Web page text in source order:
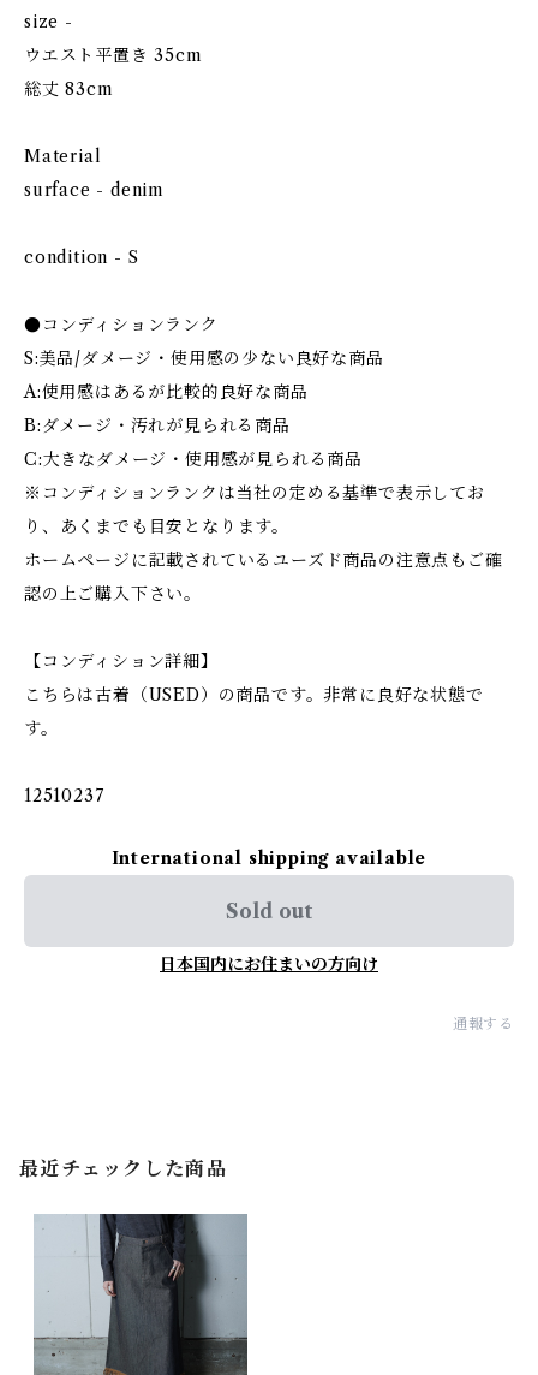
size -
ウエスト平置き 35cm
総丈 83cm
Material
surface - denim
condition - S
●コンディションランク
S:美品/ダメージ・使用感の少ない良好な商品
A:使用感はあるが比較的良好な商品
B:ダメージ・汚れが見られる商品
C:大きなダメージ・使用感が見られる商品
※コンディションランクは当社の定める基準で表示してお
り、あくまでも目安となります。
ホームページに記載されているユーズド商品の注意点もご確
認の上ご購入下さい。
【コンディション詳細】
こちらは古着（USED）の商品です。非常に良好な状態で
す。
12510237
International shipping available
Sold out
日本国内にお住まいの方向け
通報する
最近チェックした商品